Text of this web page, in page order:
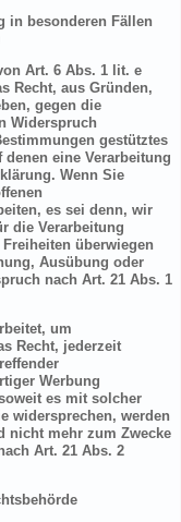
in besonderen Fällen
Art. 6 Abs. 1 lit. e
Recht, aus Gründen,
gegen die
Widerspruch
gestütztes
eine Verarbeitung
Wenn Sie
es sei denn, wir
die Verarbeitung
überwiegen
Ausübung oder
nach Art. 21 Abs. 1
um
Recht, jederzeit
Werbung
es mit solcher
widersprechen, werden
nicht mehr zum Zwecke
Art. 21 Abs. 2